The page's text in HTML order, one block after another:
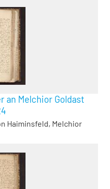
an Melchior Goldast
Haiminsfeld, Melchior